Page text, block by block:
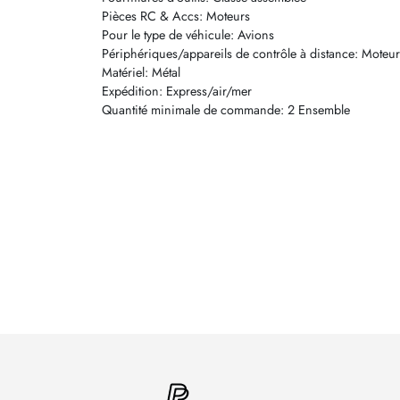
Pièces RC & Accs: Moteurs
Pour le type de véhicule: Avions
Périphériques/appareils de contrôle à distance: Moteur
Matériel: Métal
Expédition: Express/air/mer
Quantité minimale de commande: 2 Ensemble